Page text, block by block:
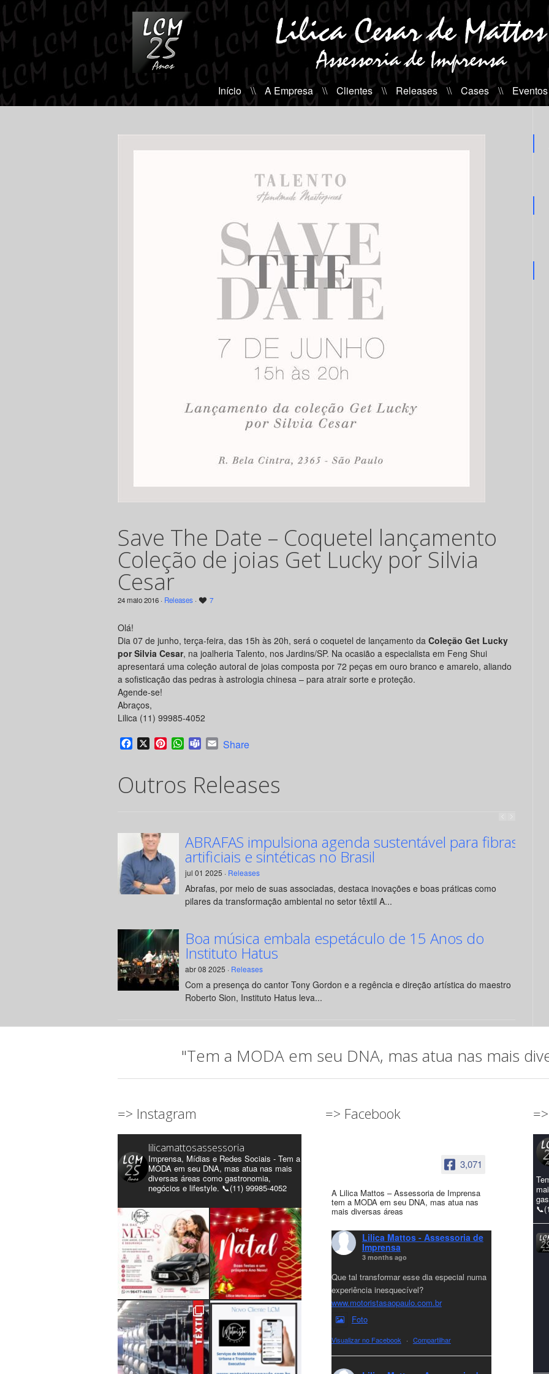
Início \\ A Empresa \\ Clientes \\ Releases \\ Cases \\ Eventos
Save The Date – Coquetel lançamento
Coleção de joias Get Lucky por Silvia
Cesar
24 maio 2016 · Releases · 7
Olá!
Dia 07 de junho, terça-feira, das 15h às 20h, será o coquetel de lançamento da Coleção Get Lucky
por Silvia Cesar, na joalheria Talento, nos Jardins/SP. Na ocasião a especialista em Feng Shui
apresentará uma coleção autoral de joias composta por 72 peças em ouro branco e amarelo, aliando
a sofisticação das pedras à astrologia chinesa – para atrair sorte e proteção.
Agende-se!
Abraços,
Lilica (11) 99985-4052
Facebook
X PinterestWhatsApp
TeamsEmail
Share
Outros Releases
ABRAFAS impulsiona agenda sustentável para fibras
artificiais e sintéticas no Brasil
jul 01 2025 · Releases
Abrafas, por meio de suas associadas, destaca inovações e boas práticas como
pilares da transformação ambiental no setor têxtil A...
Boa música embala espetáculo de 15 Anos do
Instituto Hatus
abr 08 2025 · Releases
Com a presença do cantor Tony Gordon e a regência e direção artística do maestro
Roberto Sion, Instituto Hatus leva...
"Tem a MODA em seu DNA, mas atua nas mais
=> Instagram
lilicamattosassessoria
Imprensa, Mídias e Redes Sociais - Tem a
MODA em seu DNA, mas atua nas mais
diversas áreas como gastronomia,
negócios e lifestyle. 📞(11) 99985-4052
=> Facebook
3,071
A Lilica Mattos – Assessoria de Imprensa
tem a MODA em seu DNA, mas atua nas
mais diversas áreas
Lilica Mattos - Assessoria de
Imprensa
3 months ago
Que tal transformar esse dia especial numa
experiência inesquecível?
www.motoristasaopaulo.com.br
Foto
Visualizar no Facebook · Compartilhar